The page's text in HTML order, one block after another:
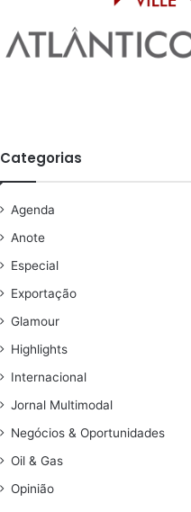
Categorias
Agenda
Anote
Especial
Exportação
Glamour
Highlights
Internacional
Jornal Multimodal
Negócios & Oportunidades
Oil & Gas
Opinião